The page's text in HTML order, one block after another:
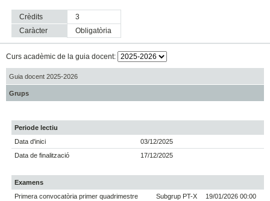
Crèdits
3
Caràcter
obligatòria
Curs acadèmic de la guia docent:
Guia docent 2025-2026
Grups
Periode lectiu
Data d'inici
03/12/2025
Data de finalització
17/12/2025
Examens
Primera convocatòria primer quadrimestre
Subgrup PT-X
19/01/2026 00:00